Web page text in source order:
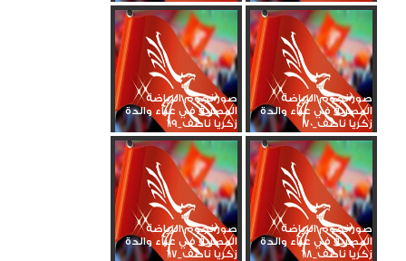
صور نجوم الرياضة
المصرية في عزاء والدة
زكريا ناصف_70
صور نجوم الرياضة
المصرية في عزاء والدة
زكريا ناصف_69
صور نجوم الرياضة
المصرية في عزاء والدة
زكريا ناصف_68
صور نجوم الرياضة
المصرية في عزاء والدة
زكريا ناصف_67